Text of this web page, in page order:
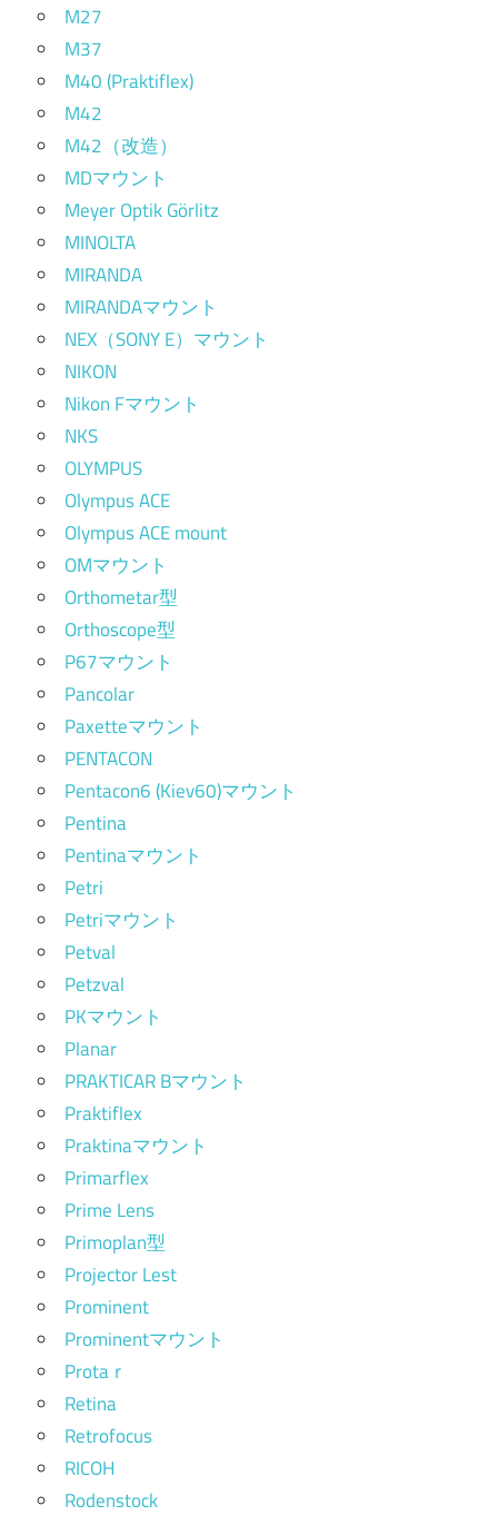
M27
M37
M40 (Praktiflex)
M42
M42（改造）
MDマウント
Meyer Optik Görlitz
MINOLTA
MIRANDA
MIRANDAマウント
NEX（SONY E）マウント
NIKON
Nikon Fマウント
NKS
OLYMPUS
Olympus ACE
Olympus ACE mount
OMマウント
Orthometar型
Orthoscope型
P67マウント
Pancolar
Paxetteマウント
PENTACON
Pentacon6 (Kiev60)マウント
Pentina
Pentinaマウント
Petri
Petriマウント
Petval
Petzval
PKマウント
Planar
PRAKTICAR Bマウント
Praktiflex
Praktinaマウント
Primarflex
Prime Lens
Primoplan型
Projector Lest
Prominent
Prominentマウント
Protaｒ
Retina
Retrofocus
RICOH
Rodenstock